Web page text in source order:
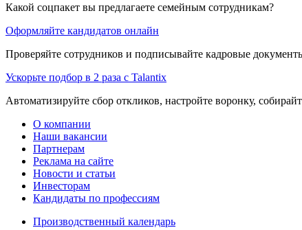
Какой соцпакет вы предлагаете семейным сотрудникам?
Оформляйте кандидатов онлайн
Проверяйте сотрудников и подписывайте кадровые
Ускорьте подбор в 2 раза с Talantix
Автоматизируйте сбор откликов, настройте воронку,
О компании
Наши вакансии
Партнерам
Реклама на сайте
Новости и статьи
Инвесторам
Кандидаты по профессиям
Производственный календарь